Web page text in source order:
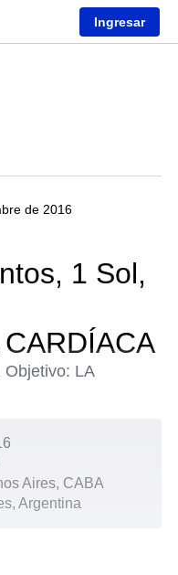
Ingresar
de 2016
1 Sol,
Objetivo: LA
Aires, CABA
Argentina